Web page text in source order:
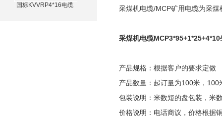
国标KVVRP4*16电缆
采煤机电缆/MCP矿用电缆为采
采煤机电缆MCP3*95+1*25+4*10
产品规格：根据客户的要求定做
产品数量：起订量为100米，100
包装说明：米数短的盘包装，米
价格说明：电话商议，价格根据